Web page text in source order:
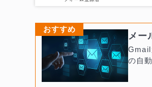
おすすめ
メー
Gmail
の自